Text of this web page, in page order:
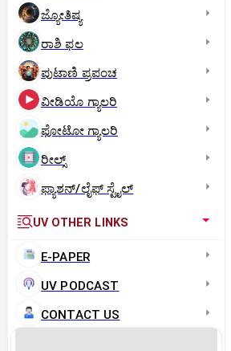
ಜ್ಯೋತಿಷ್ಯ
ರಾಶಿ ಫಲ
ಪುಟಾಣಿ ಪ್ರಪಂಚ
ವೀಡಿಯೊ ಗ್ಯಾಲರಿ
ಫೋಟೋ ಗ್ಯಾಲರಿ
ರೀಲ್ಸ್
ಫ್ಯಾಶನ್/ಲೈಫ್‌ ಸ್ಟೈಲ್
UV OTHER LINKS
E-PAPER
UV PODCAST
CONTACT US